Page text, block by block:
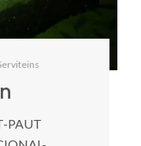
PAUT